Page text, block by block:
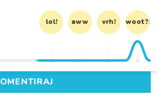
lol! aww vrh! woot?!